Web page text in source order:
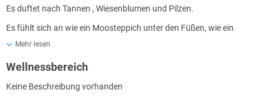
Es duftet nach Tannen , Wiesenblumen und Pilzen.
Es fühlt sich an wie ein Moosteppich unter den Füßen, wie ein
Tannenzapfen in der Hand-
und die zufriedene Müdigkeit nach einer Wanderung.
Mehr lesen
Wellnessbereich
Keine Beschreibung vorhanden